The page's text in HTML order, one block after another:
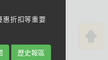
惠折扣等重要
歷史報區